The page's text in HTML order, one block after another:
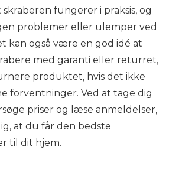
fungerer i praksis, og
problemer eller ulemper ved
kan også være en god idé at
med garanti eller returret,
produktet, hvis det ikke
forventninger. Ved at tage dig
priser og læse anmeldelser,
at du får den bedste
til dit hjem.